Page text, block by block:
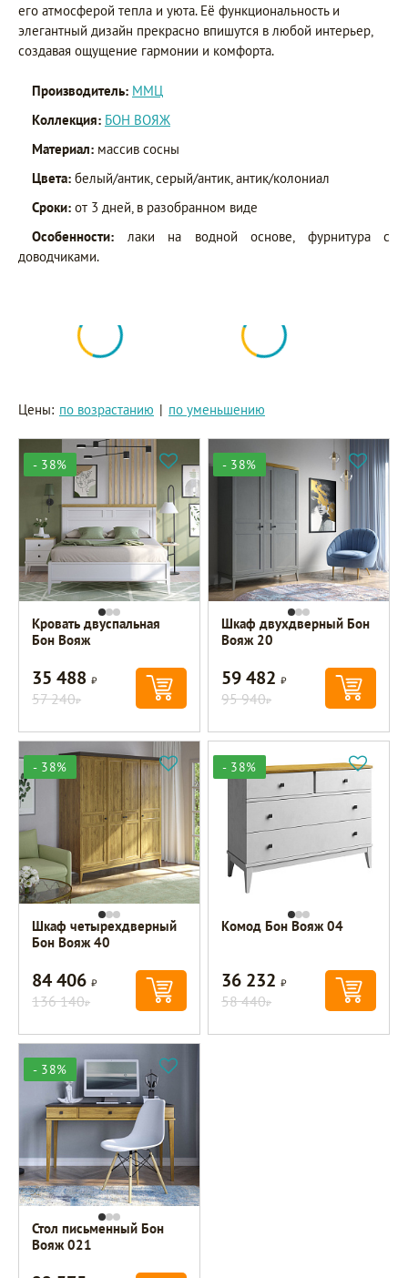
его атмосферой тепла и уюта. Её функциональность и
элегантный дизайн прекрасно впишутся в любой интерьер,
создавая ощущение гармонии и комфорта.
Производитель: ММЦ
Коллекция: БОН ВОЯЖ
Материал: массив сосны
Цвета: белый/антик, серый/антик, антик/колониал
Сроки: от 3 дней, в разобранном виде
Особенности: лаки на водной основе, фурнитура с
доводчиками.
Цены: по возрастанию | по уменьшению
- 38%
Кровать двуспальная
Бон Вояж
35 488Р
57 240Р
- 38%
Шкаф двухдверный Бон
Вояж 20
59 482Р
95 940Р
- 38%
Шкаф четырехдверный
Бон Вояж 40
84 406Р
136 140Р
- 38%
Комод Бон Вояж 04
36 232Р
58 440Р
- 38%
Стол письменный Бон
Вояж 021